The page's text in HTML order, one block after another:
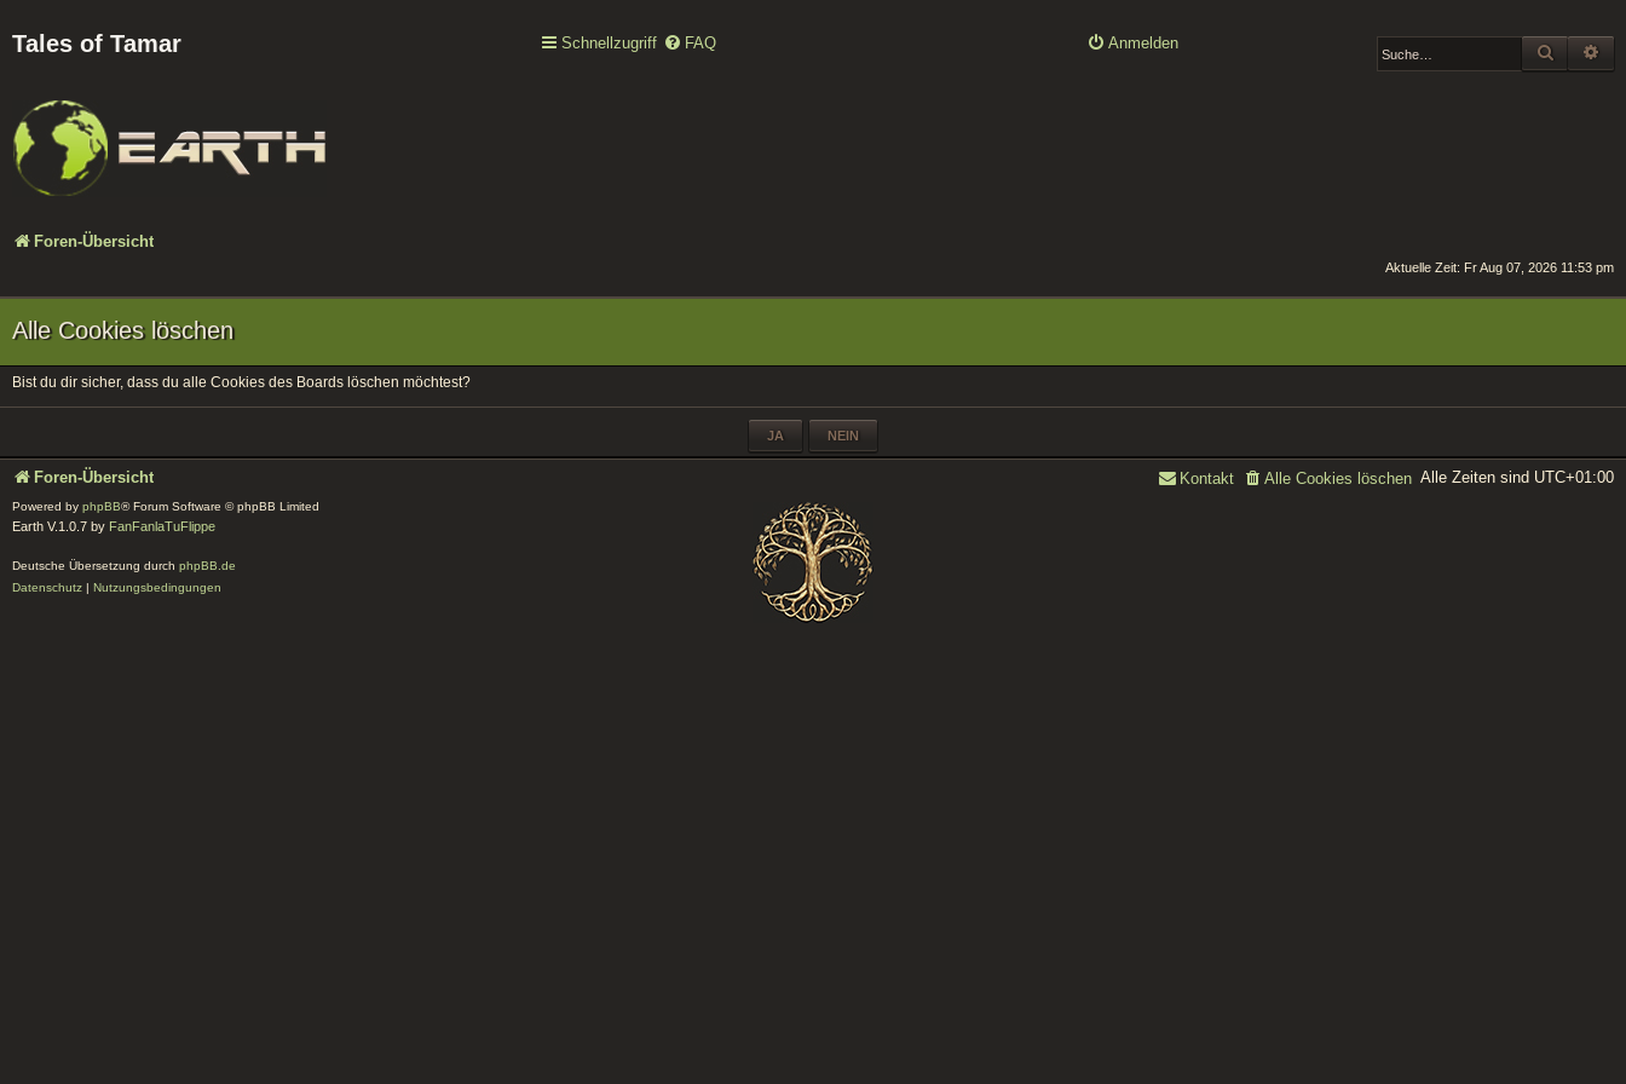
Tales of Tamar Schnellzugriff FAQ Anmelden SUCHE
Foren-Übersicht
Aktuelle Zeit: Fr Aug 07, 2026 11:53 pm
Alle Cookies löschen
Bist du dir sicher, dass du alle Cookies des Boards löschen möchtest?
Foren-Übersicht Alle Zeiten sind UTC+01:00
Alle Cookies löschen
Kontakt
Powered by phpBB® Forum Software © phpBB Limited
Earth V.1.0.7 by FanFanlaTuFlippe
Deutsche Übersetzung durch phpBB.de
Datenschutz | Nutzungsbedingungen